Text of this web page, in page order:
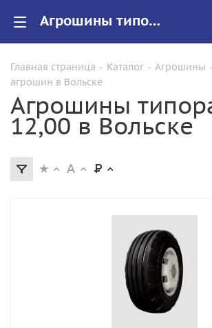
Агрошины типоразмера 12,00 купить в Вольске недорого
Главная страница - Каталог - Агрошины -
агрошин в Вольске
Агрошины
12,00 в Вольске